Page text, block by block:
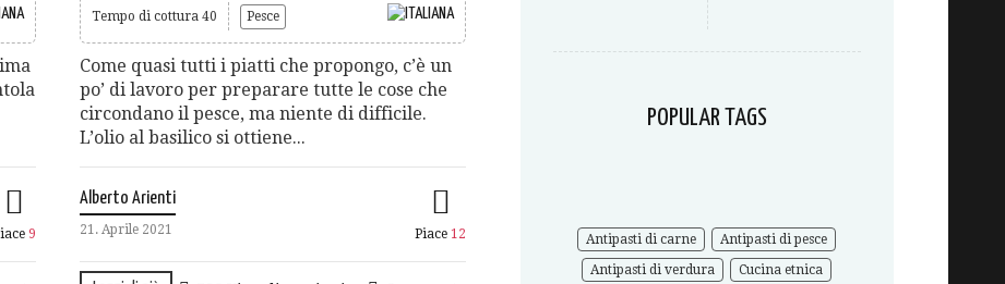
9
Tempo di cottura 40 Pesce
Come quasi tutti i piatti che propongo, c’è un
po’ di lavoro per preparare tutte le cose che
circondano il pesce, ma niente di difficile.
L’olio al basilico si ottiene...
Alberto Arienti
21. Aprile 2021 Piace 12
POPULAR TAGS
Antipasti di carne
Antipasti di pesce
Antipasti di verdura
Cucina etnica